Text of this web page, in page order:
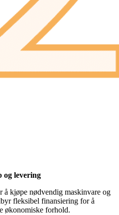
og levering
å kjøpe nødvendig maskinvare og
fleksibel finansiering for å
økonomiske forhold.